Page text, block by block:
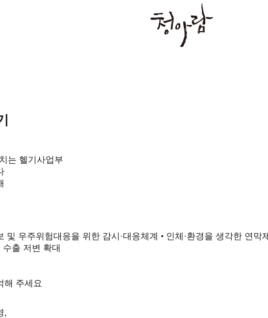
는 헬기사업부
및 우주위험대응을 위한 감시·대응체계
• 인체·환경을 생각한 연막제
출 저변 확대
해 주세요
,